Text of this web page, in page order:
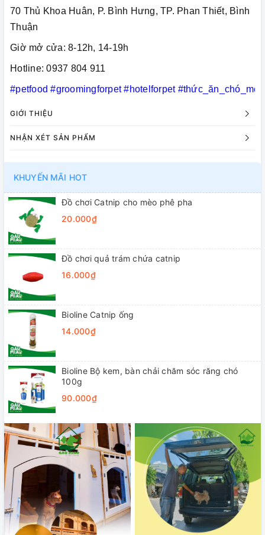
70 Thủ Khoa Huân, P. Bình Hưng, TP. Phan Thiết, Bình
Thuận
Giờ mở cửa: 8-12h, 14-19h
Hotline: 0937 804 911
#petfood #groomingforpet #hotelforpet #thức_ăn_chó_mèo
GIỚI THIỆU
NHẬN XÉT SẢN PHẨM
KHUYẾN MÃI HOT
Đồ chơi Catnip cho mèo phê pha
20.000₫
Đồ chơi quả trám chứa catnip
16.000₫
Bioline Catnip ống
14.000₫
Bioline Bộ kem, bàn chải chăm sóc răng chó
100g
90.000₫